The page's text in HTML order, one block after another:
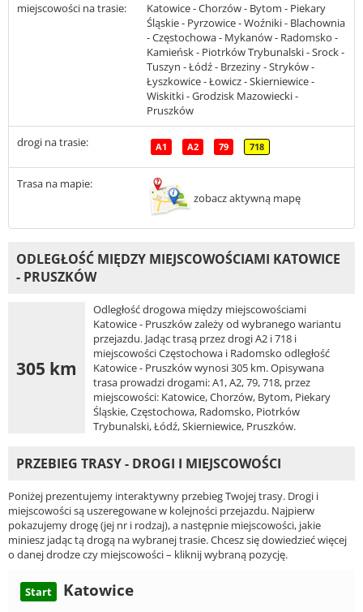
miejscowości na trasie:
Katowice - Chorzów - Bytom - Piekary
Śląskie - Pyrzowice - Woźniki - Blachownia
- Częstochowa - Mykanów - Radomsko -
Kamieńsk - Piotrków Trybunalski - Srock -
Tuszyn - Łódź - Brzeziny - Stryków -
Łyszkowice - Łowicz - Skierniewice -
Wiskitki - Grodzisk Mazowiecki -
Pruszków
drogi na trasie: A1 A2 79 718
Trasa na mapie:
zobacz aktywną mapę
ODLEGŁOŚĆ MIĘDZY MIEJSCOWOŚCIAMI KATOWICE
- PRUSZKÓW
305 km
Odległość drogowa między miejscowościami
Katowice - Pruszków zależy od wybranego wariantu
przejazdu. Jadąc trasą przez drogi A2 i 718 i
miejscowości Częstochowa i Radomsko odległość
Katowice - Pruszków wynosi 305 km. Opisywana
trasa prowadzi drogami: A1, A2, 79, 718, przez
miejscowości: Katowice, Chorzów, Bytom, Piekary
Śląskie, Częstochowa, Radomsko, Piotrków
Trybunalski, Łódź, Skierniewice, Pruszków.
PRZEBIEG TRASY - DROGI I MIEJSCOWOŚCI
Poniżej prezentujemy interaktywny przebieg Twojej trasy. Drogi i
miejscowości są uszeregowane w kolejności przejazdu. Najpierw
pokazujemy drogę (jej nr i rodzaj), a następnie miejscowości, jakie
miniesz jadąc tą drogą na wybranej trasie. Chcesz się dowiedzieć więcej
o danej drodze czy miejscowości – kliknij wybraną pozycję.
Start Katowice